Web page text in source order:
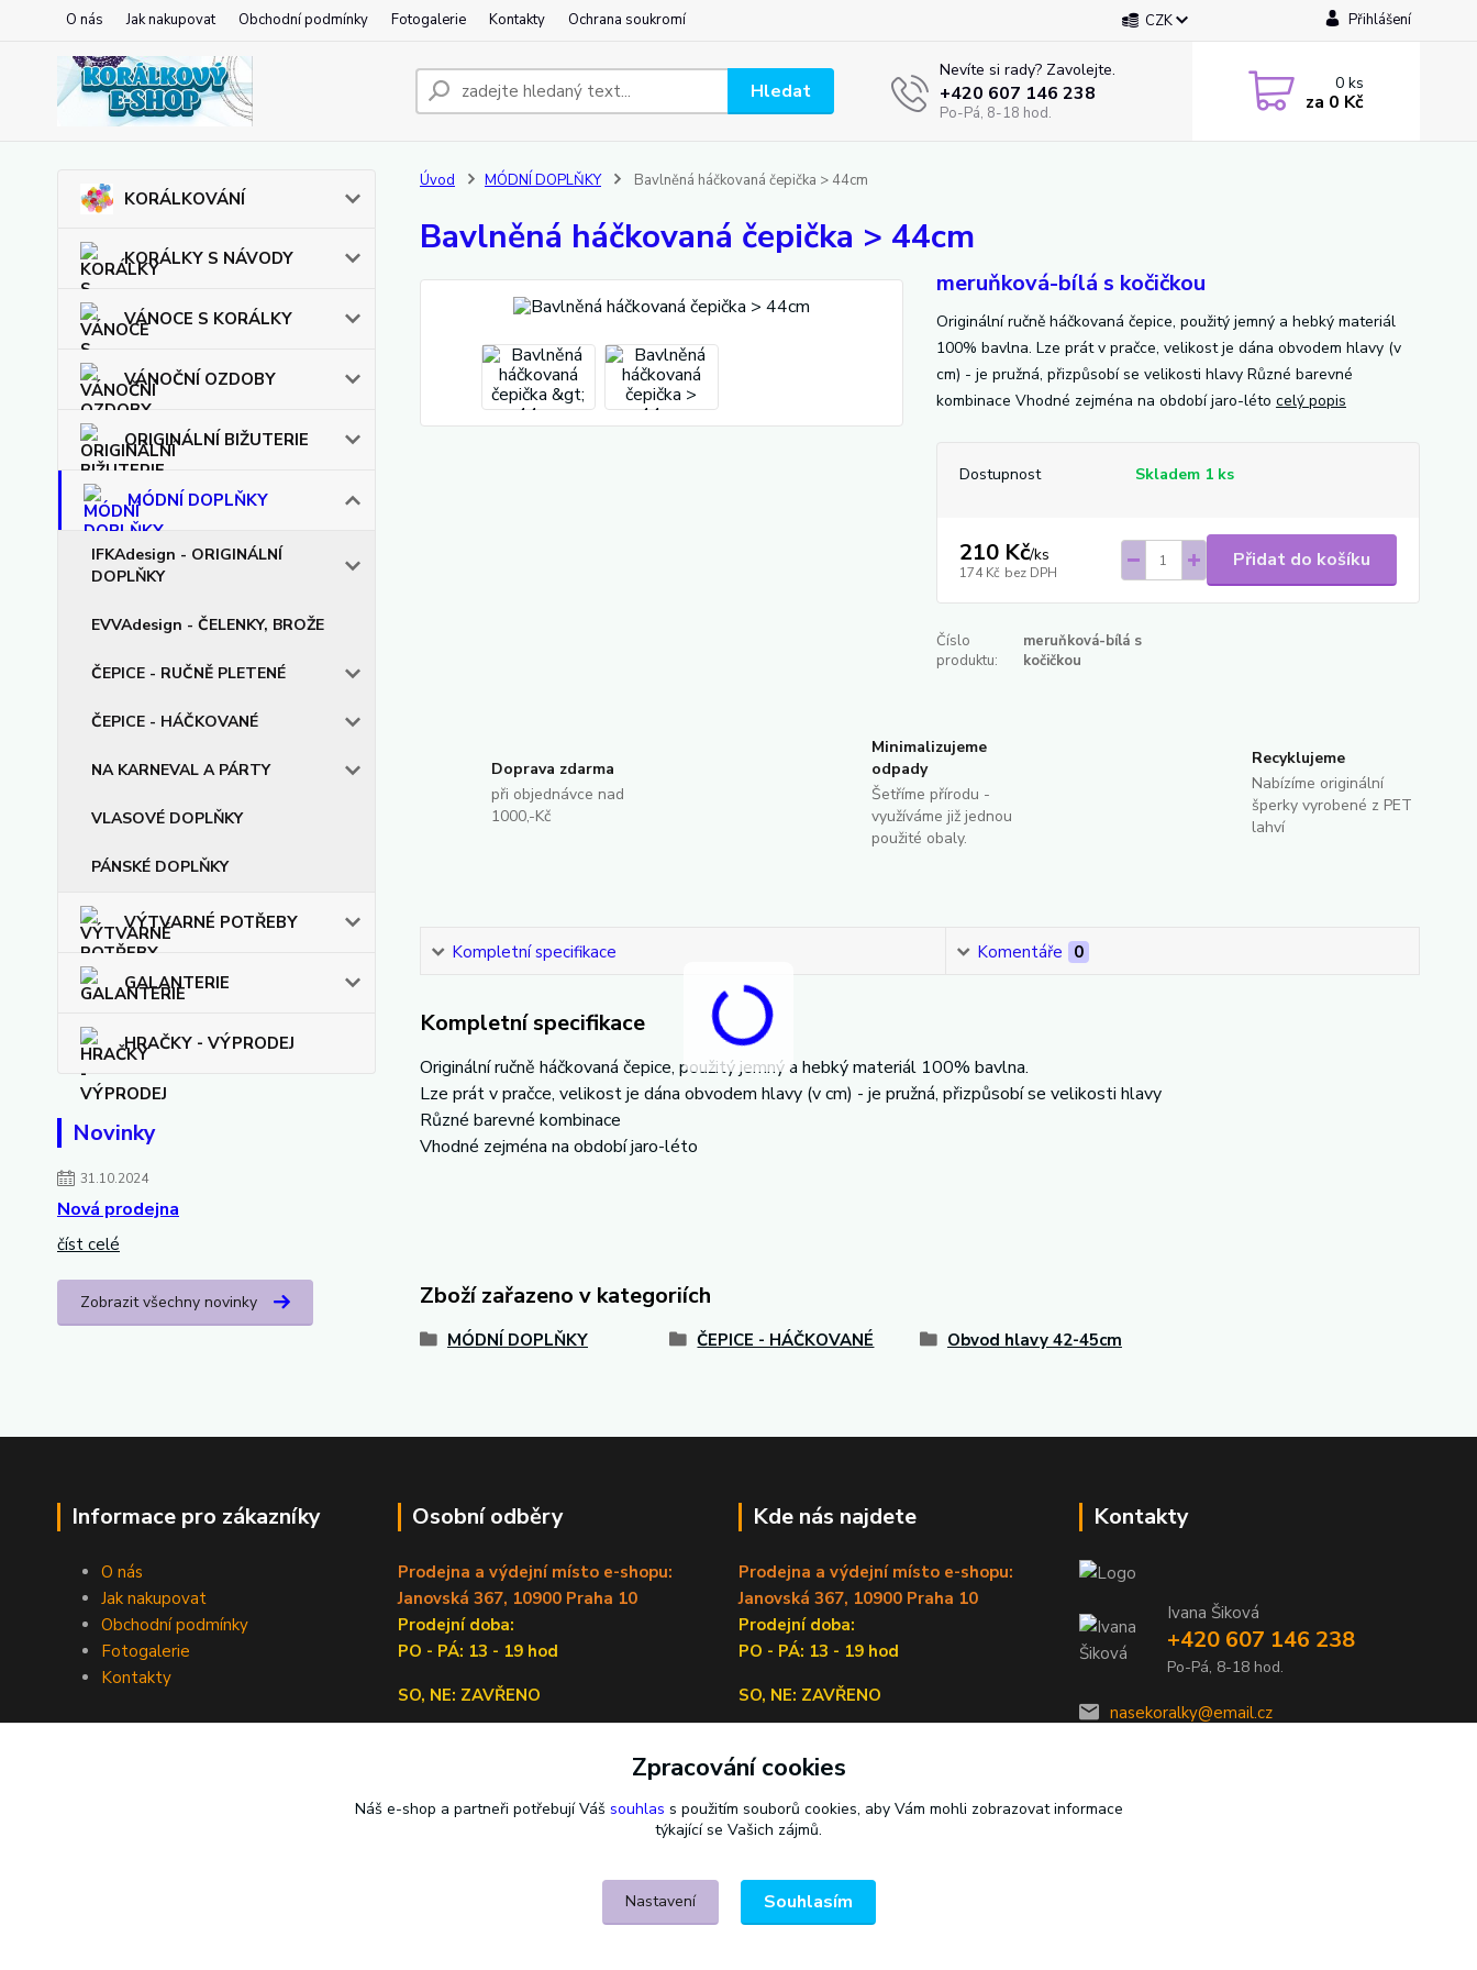
O nás Jak nakupovat Obchodní podmínky Fotogalerie Kontakty Ochrana soukromí CZK Přihlášení
Hledat
Nevíte si rady? Zavolejte.
+420 607 146 238
Po-Pá, 8-18 hod.
0ks
za 0 Kč
KORÁLKOVÁNÍ
KORÁLKY S NÁVODY
VÁNOCE S KORÁLKY
VÁNOČNÍ OZDOBY
ORIGINÁLNÍ BIŽUTERIE
MÓDNÍ DOPLŇKY
IFKAdesign - ORIGINÁLNÍ
DOPLŇKY
EVVAdesign - ČELENKY, BROŽE
ČEPICE - RUČNĚ PLETENÉ
ČEPICE - HÁČKOVANÉ
NA KARNEVAL A PÁRTY
VLASOVÉ DOPLŇKY
PÁNSKÉ DOPLŇKY
VÝTVARNÉ POTŘEBY
GALANTERIE
HRAČKY - VÝPRODEJ
Novinky
31.10.2024
Nová prodejna
číst celé
Zobrazit všechny novinky
Úvod MÓDNÍ DOPLŇKY Bavlněná háčkovaná čepička > 44cm
Bavlněná háčkovaná čepička > 44cm
meruňková-bílá s kočičkou
Originální ručně háčkovaná čepice, použitý jemný a hebký materiál
100% bavlna. Lze prát v pračce, velikost je dána obvodem hlavy (v
cm) - je pružná, přizpůsobí se velikosti hlavy Různé barevné
kombinace Vhodné zejména na období jaro-léto celý popis
Dostupnost Skladem 1 ks
210 Kč/ks
174 Kč bez DPH
Přidat do košíku
Číslo
produktu:
meruňková-bílá s
kočičkou
Doprava zdarma
při objednávce nad
1000,-Kč
Minimalizujeme
odpady
Šetříme přírodu -
využíváme již jednou
použité obaly.
Recyklujeme
Nabízíme originální
šperky vyrobené z PET
lahví
Kompletní specifikace Komentáře 0
Kompletní specifikace
Originální ručně háčkovaná čepice, použitý jemný a hebký materiál 100% bavlna.
Lze prát v pračce, velikost je dána obvodem hlavy (v cm) - je pružná, přizpůsobí se velikosti hlavy
Různé barevné kombinace
Vhodné zejména na období jaro-léto
Zboží zařazeno v kategoriích
MÓDNÍ DOPLŇKY ČEPICE - HÁČKOVANÉ Obvod hlavy 42-45cm
Informace pro zákazníky
O nás
Jak nakupovat
Obchodní podmínky
Fotogalerie
Kontakty
Osobní odběry
Prodejna a výdejní místo e-shopu:
Janovská 367, 10900 Praha 10
Prodejní doba:
PO - PÁ: 13 - 19 hod
SO, NE: ZAVŘENO
Kde nás najdete
Prodejna a výdejní místo e-shopu:
Janovská 367, 10900 Praha 10
Prodejní doba:
PO - PÁ: 13 - 19 hod
SO, NE: ZAVŘENO
Lečkova 1519/9, 14900 Praha 4
Kontakty
Ivana Šiková
+420 607 146 238
Po-Pá, 8-18 hod.
nasekoralky@email.cz
Zpracování cookies
Náš e-shop a partneři potřebují Váš souhlas s použitím souborů cookies, aby Vám mohli zobrazovat informace
týkající se Vašich zájmů.
Nastavení Souhlasím